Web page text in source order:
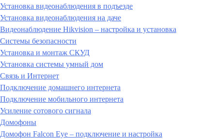
Установка видеонаблюдения в подъезде
Установка видеонаблюдения на даче
Видеонаблюдение Hikvision – настройка и установка
Системы безопасности
Установка и монтаж СКУД
Установка системы умный дом
Связь и Интернет
Подключение домашнего интернета
Подключение мобильного интернета
Усиление сотового сигнала
Домофоны
Домофон Falcon Eye – подключение и настройка